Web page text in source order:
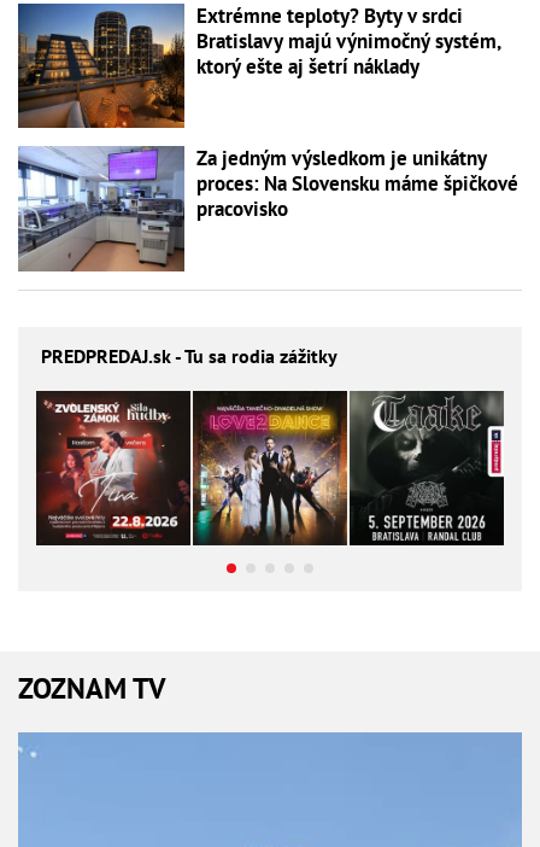
Extrémne teploty? Byty v srdci
Bratislavy majú výnimočný systém,
ktorý ešte aj šetrí náklady
Za jedným výsledkom je unikátny
proces: Na Slovensku máme špičkové
pracovisko
PREDPREDAJ.sk - Tu sa rodia zážitky
ZOZNAM TV